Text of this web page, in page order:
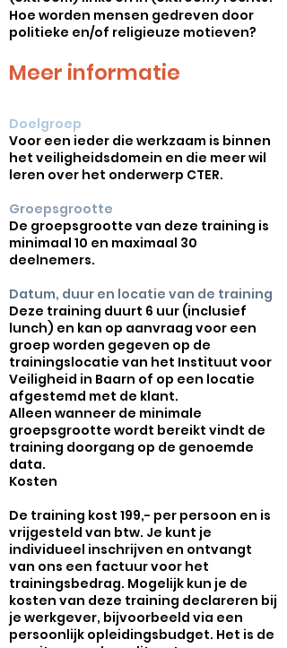
Hoe worden mensen gedreven door
politieke en/of religieuze motieven?
Meer informatie
Doelgroep
Voor een ieder die werkzaam is binnen
het veiligheidsdomein en die meer wil
leren over het onderwerp CTER.
Groepsgrootte
De groepsgrootte van deze training is
minimaal 10 en maximaal 30
deelnemers.
Datum, duur en locatie van de training
Deze training duurt 6 uur (inclusief
lunch) en kan op aanvraag voor een
groep worden gegeven op de
trainingslocatie van het Instituut voor
Veiligheid in Baarn of op een locatie
afgestemd met de klant.
Alleen wanneer de minimale
groepsgrootte wordt bereikt vindt de
training doorgang op de genoemde
data.
Kosten
De training kost 199,- per persoon en is
vrijgesteld van btw. Je kunt je
individueel inschrijven en ontvangt
van ons een factuur voor het
trainingsbedrag. Mogelijk kun je de
kosten van deze training declareren bij
je werkgever, bijvoorbeeld via een
persoonlijk opleidingsbudget. Het is de